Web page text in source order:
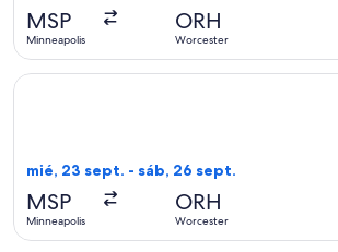
MSP
Minneapolis
ORH
Worcester
mié, 23 sept. - sáb, 26 sept.
MSP
Minneapolis
ORH
Worcester
Seleccionar vuelo de American Airlines,